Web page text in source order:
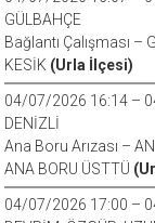
GÜLBAHÇE
Bağlantı Çalışması –
KESİK (Urla İlçesi)
04/07/2026 16:14 –
DENİZLİ
Ana Boru Arızası –
ANA BORU ÜSTTÜ
04/07/2026 17:00 –